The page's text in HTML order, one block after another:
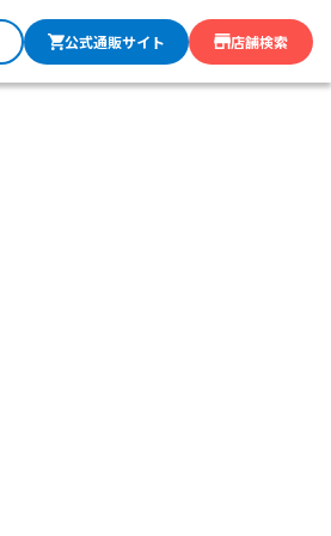
公式通販サイト 店舗検索